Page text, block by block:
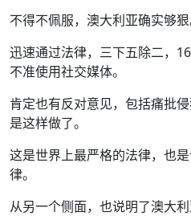
不得不佩服，澳大利亚确实够狠
迅速通过法律，三下五除二，
不准使用社交媒体。
肯定也有反对意见，包括痛批
是这样做了。
这是世界上最严格的法律，也
律。
从另一个侧面，也说明了澳大利